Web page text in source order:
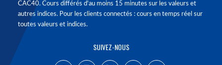
CAC40. Cours différés d'au moins 15 minutes sur les valeurs et
autres indices. Pour les clients connectés : cours en temps réel sur
toutes valeurs et indices.
SUIVEZ-NOUS